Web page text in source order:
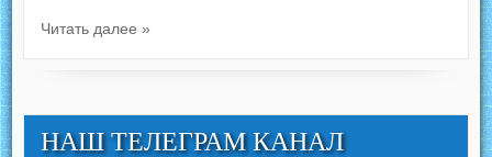
Читать далее »
НАШ ТЕЛЕГРАМ КАНАЛ